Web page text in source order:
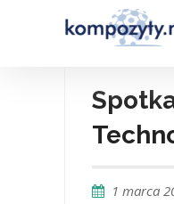
1 marca